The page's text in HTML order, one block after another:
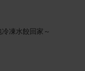
凍水餃回家～